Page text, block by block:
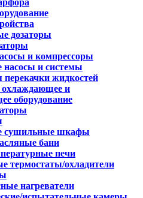
дозаторы
и компрессоры
и системы
перекачки жидкостей
охлаждающее и
оборудование
сушильные шкафы
бани
печи
термостаты/охладители
нагреватели